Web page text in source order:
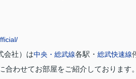
会社）は中央・総武線各駅・ 総武快速線
合わせてお部屋をご紹介しておりま